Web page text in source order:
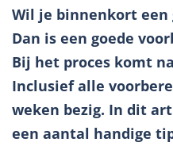
Wil je binnenkort een
Dan is een goede
Bij het proces komt
Inclusief alle
weken bezig. In dit
een aantal handige